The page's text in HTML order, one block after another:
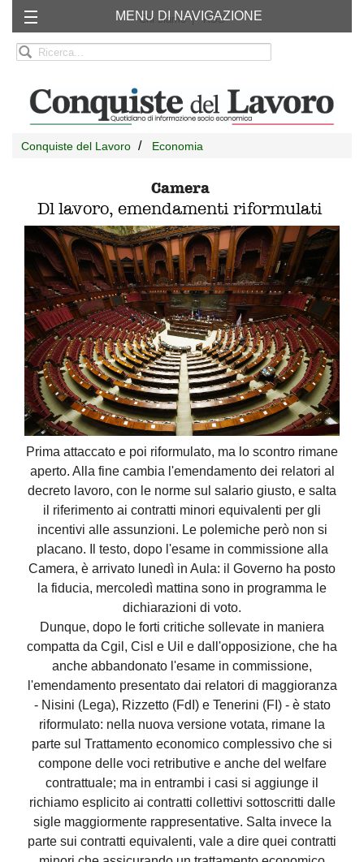
Chi siamo RSS
MENU DI NAVIGAZIONE
Conquiste del Lavoro Economia
Camera
Dl lavoro, emendamenti riformulati
Prima attaccato e poi riformulato, ma lo scontro rimane
aperto. Alla fine cambia l'emendamento dei relatori al
decreto lavoro, con le norme sul salario giusto, e salta
il riferimento ai contratti minori equivalenti per gli
incentivi alle assunzioni. Le polemiche però non si
placano. Il testo, dopo l'esame in commissione alla
Camera, è arrivato lunedì in Aula: il Governo ha posto
la fiducia, mercoledì mattina sono in programma le
dichiarazioni di voto.
Dunque, dopo le forti critiche sollevate in maniera
compatta da Cgil, Cisl e Uil e dall'opposizione, che ha
anche abbandonato l'esame in commissione,
l'emendamento presentato dai relatori di maggioranza
- Nisini (Lega), Rizzetto (FdI) e Tenerini (FI) - è stato
riformulato: nella nuova versione votata, rimane la
parte sul Trattamento economico complessivo che si
compone delle voci retributive e anche del welfare
contrattuale; ma in entrambi i casi si aggiunge il
richiamo esplicito ai contratti collettivi sottoscritti dalle
sigle maggiormente rappresentative. Salta invece la
parte sui contratti equivalenti, vale a dire quei contratti